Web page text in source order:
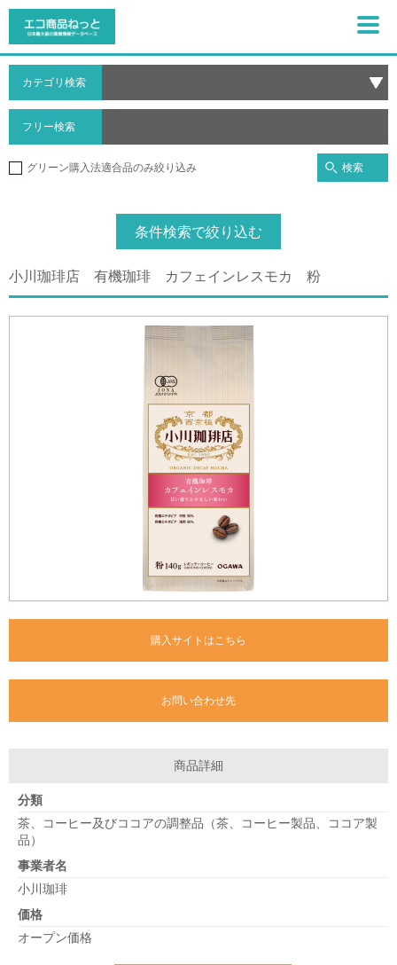
カテゴリ検索
フリー検索
グリーン購入法適合品のみ絞り込み 検索
条件検索で絞り込む
小川珈琲店 有機珈琲 カフェインレスモカ 粉
購入サイトはこちら
お問い合わせ先
商品詳細
分類
茶、コーヒー及びココアの調整品（茶、コーヒー製品、ココア製
品）
事業者名
小川珈琲
価格
オープン価格